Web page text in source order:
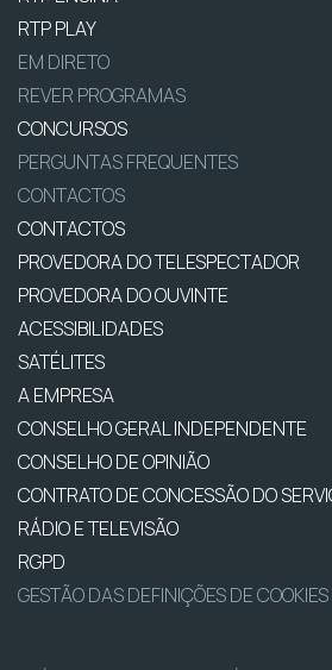
RTP PLAY
EM DIRETO
REVER PROGRAMAS
CONCURSOS
PERGUNTAS FREQUENTES
CONTACTOS
CONTACTOS
PROVEDORA DO TELESPECTADOR
PROVEDORA DO OUVINTE
ACESSIBILIDADES
SATÉLITES
A EMPRESA
CONSELHO GERAL INDEPENDENTE
CONSELHO DE OPINIÃO
CONTRATO DE CONCESSÃO DO
RÁDIO E TELEVISÃO
RGPD
GESTÃO DAS DEFINIÇÕES DE COOKIES